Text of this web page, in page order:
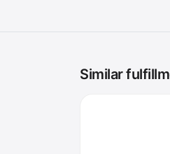
Similar